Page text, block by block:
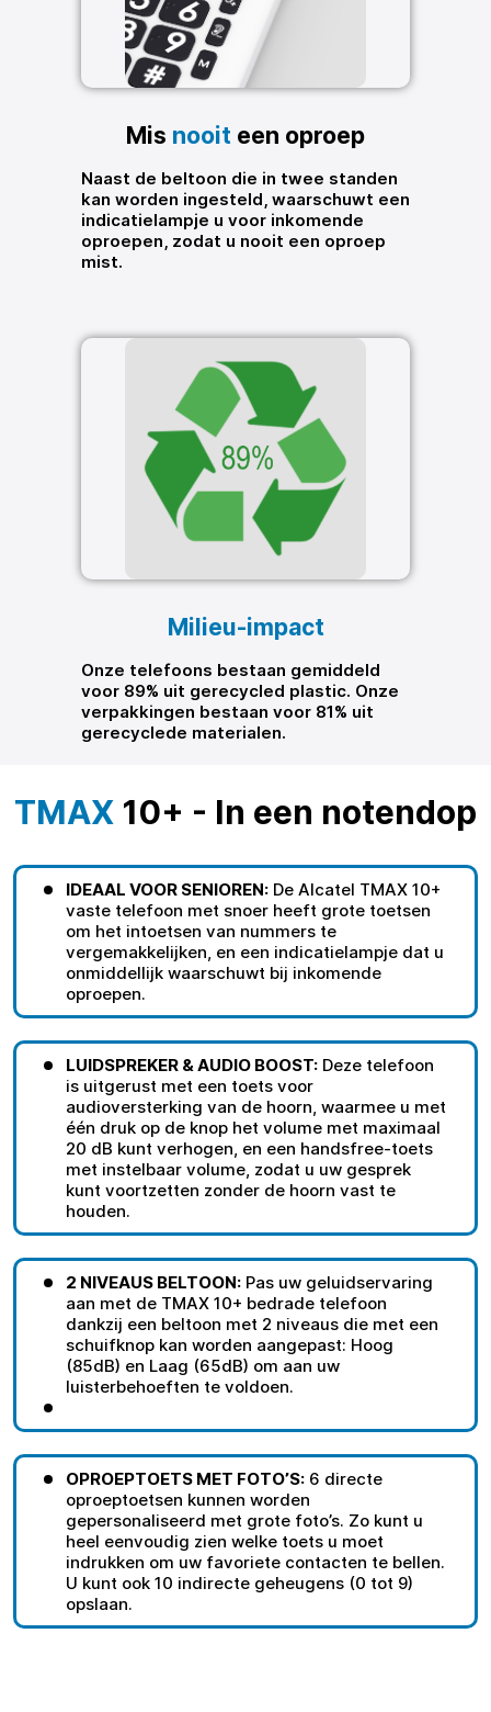
Mis nooit een oproep
Naast de beltoon die in twee standen
kan worden ingesteld, waarschuwt een
indicatielampje u voor inkomende
oproepen, zodat u nooit een oproep
mist.
Milieu-impact
Onze telefoons bestaan gemiddeld
voor 89% uit gerecycled plastic. Onze
verpakkingen bestaan voor 81% uit
gerecyclede materialen.
TMAX 10+ - In een notendop
IDEAAL VOOR SENIOREN: De Alcatel TMAX 10+
vaste telefoon met snoer heeft grote toetsen
om het intoetsen van nummers te
vergemakkelijken, en een indicatielampje dat u
onmiddellijk waarschuwt bij inkomende
oproepen.
LUIDSPREKER & AUDIO BOOST: Deze telefoon
is uitgerust met een toets voor
audioversterking van de hoorn, waarmee u met
één druk op de knop het volume met maximaal
20 dB kunt verhogen, en een handsfree-toets
met instelbaar volume, zodat u uw gesprek
kunt voortzetten zonder de hoorn vast te
houden.
2 NIVEAUS BELTOON: Pas uw geluidservaring
aan met de TMAX 10+ bedrade telefoon
dankzij een beltoon met 2 niveaus die met een
schuifknop kan worden aangepast: Hoog
(85dB) en Laag (65dB) om aan uw
luisterbehoeften te voldoen.
OPROEPTOETS MET FOTO’S: 6 directe
oproeptoetsen kunnen worden
gepersonaliseerd met grote foto’s. Zo kunt u
heel eenvoudig zien welke toets u moet
indrukken om uw favoriete contacten te bellen.
U kunt ook 10 indirecte geheugens (0 tot 9)
opslaan.